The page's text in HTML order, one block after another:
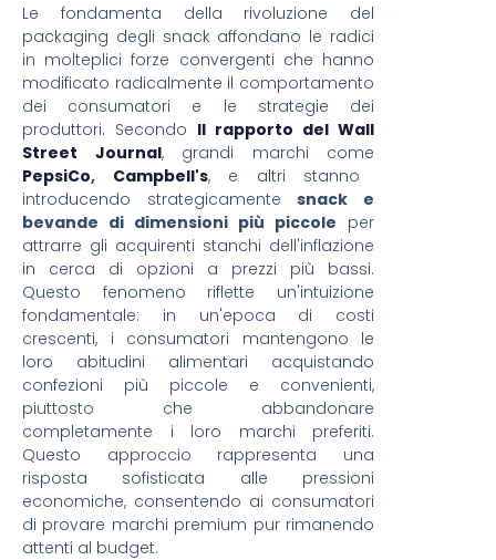
Le fondamenta della rivoluzione del
packaging degli snack affondano le radici
in molteplici forze convergenti che hanno
modificato radicalmente il comportamento
dei consumatori e le strategie dei
produttori. Secondo Il rapporto del Wall
Street Journal, grandi marchi come
PepsiCo, Campbell's, e altri stanno
introducendo strategicamentesnack e
bevande di dimensioni più piccole per
attrarre gli acquirenti stanchi dell'inflazione
in cerca di opzioni a prezzi più bassi.
Questo fenomeno riflette un'intuizione
fondamentale: in un'epoca di costi
crescenti, i consumatori mantengono le
loro abitudini alimentari acquistando
confezioni più piccole e convenienti,
piuttosto che abbandonare
completamente i loro marchi preferiti.
Questo approccio rappresenta una
risposta sofisticata alle pressioni
economiche, consentendo ai consumatori
di provare marchi premium pur rimanendo
attenti al budget.